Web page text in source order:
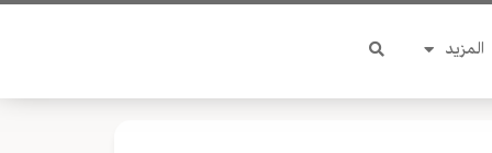
المزيد